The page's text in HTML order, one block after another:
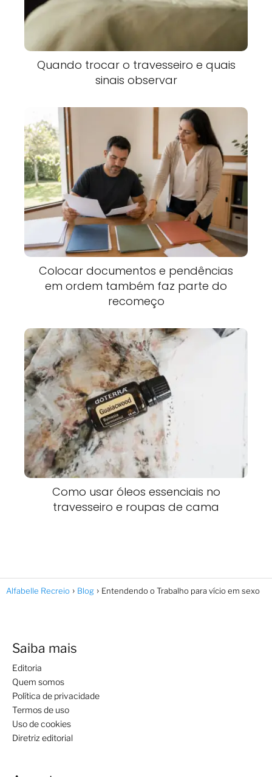
Quando trocar o travesseiro e quais
sinais observar
Colocar documentos e pendências
em ordem também faz parte do
recomeço
Como usar óleos essenciais no
travesseiro e roupas de cama
Alfabelle Recreio Blog Entendendo o Trabalho para vício em sexo
Saiba mais
Editoria
Quem somos
Política de privacidade
Termos de uso
Uso de cookies
Diretriz editorial